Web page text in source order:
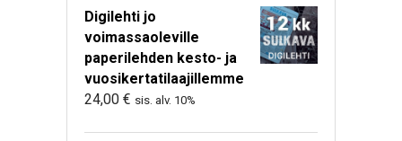
Digilehti jo
voimassaoleville
paperilehden kesto- ja
vuosikertatilaajillemme
24,00 € sis. alv. 10%